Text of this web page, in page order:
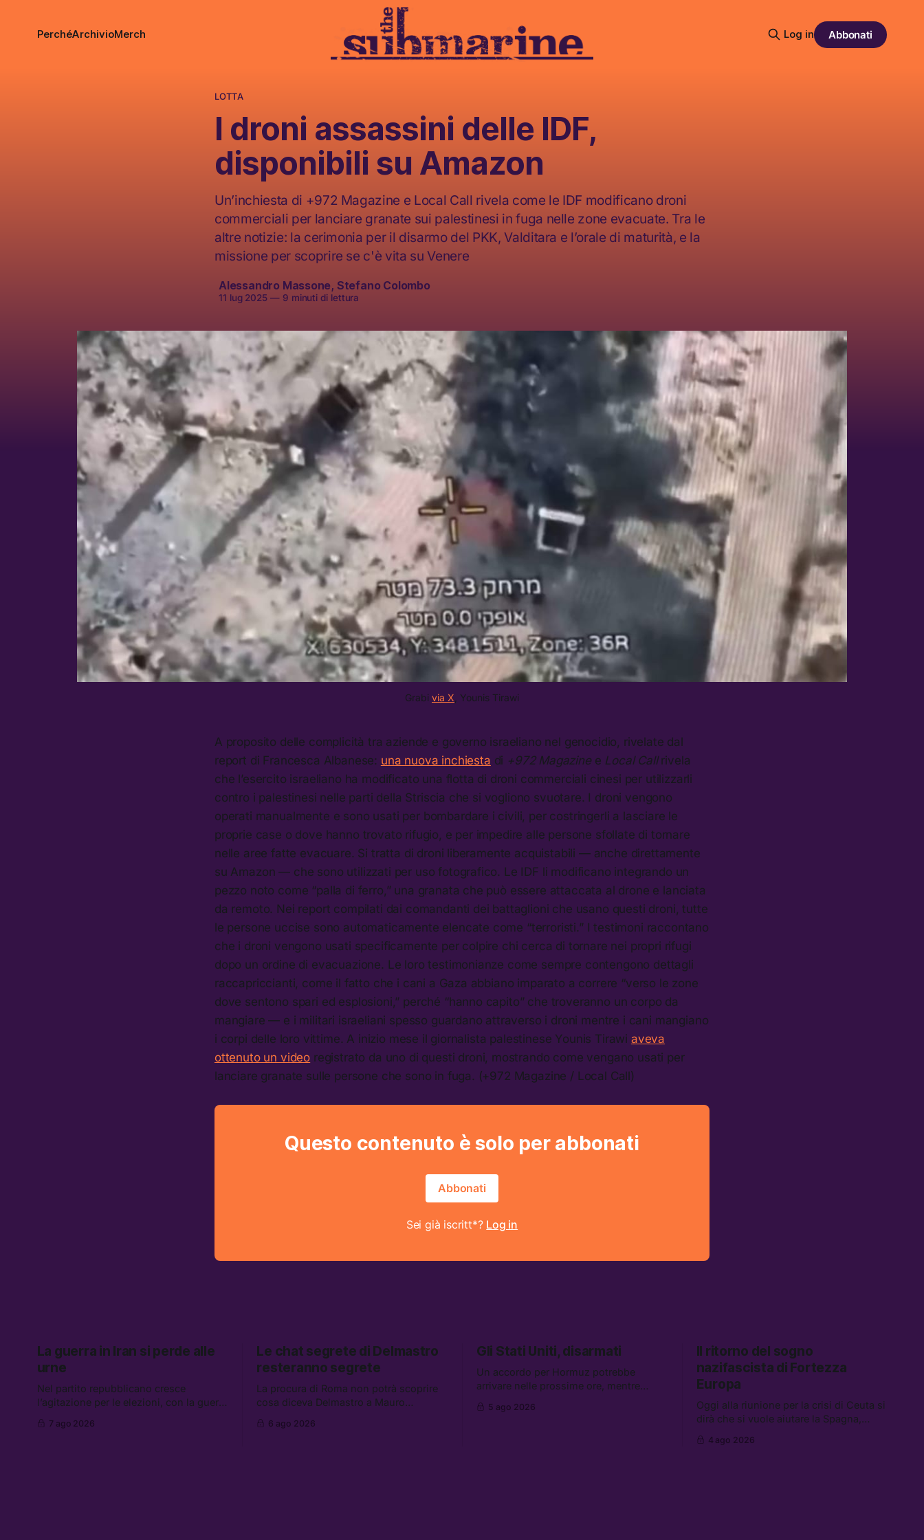
PerchéArchivioMerch Log in Abbonati
LOTTA
I droni assassini delle IDF,
disponibili su Amazon
Un’inchiesta di +972 Magazine e Local Call rivela come le IDF modificano droni
commerciali per lanciare granate sui palestinesi in fuga nelle zone evacuate. Tra le
altre notizie: la cerimonia per il disarmo del PKK, Valditara e l’orale di maturità, e la
missione per scoprire se c'è vita su Venere
Alessandro Massone, Stefano Colombo
11 lug 2025 —9 minuti di lettura
Grabi via X , Younis Tirawi
A proposito delle complicità tra aziende e governo israeliano nel genocidio, rivelate dal
report di Francesca Albanese: una nuova inchiesta di +972 Magazine e Local Callrivela
che l’esercito israeliano ha modificato una flotta di droni commerciali cinesi per utilizzarli
contro i palestinesi nelle parti della Striscia che si vogliono svuotare. I droni vengono
operati manualmente e sono usati per bombardare i civili, per costringerli a lasciare le
proprie case o dove hanno trovato rifugio, e per impedire alle persone sfollate di tornare
nelle aree fatte evacuare. Si tratta di droni liberamente acquistabili — anche direttamente
su Amazon — che sono utilizzati per uso fotografico. Le IDF li modificano integrando un
pezzo noto come “palla di ferro,” una granata che può essere attaccata al drone e lanciata
da remoto. Nei report compilati dai comandanti dei battaglioni che usano questi droni, tutte
le persone uccise sono automaticamente elencate come “terroristi.” I testimoni raccontano
che i droni vengono usati specificamente per colpire chi cerca di tornare nei propri rifugi
dopo un ordine di evacuazione. Le loro testimonianze come sempre contengono dettagli
raccapriccianti, come il fatto che i cani a Gaza abbiano imparato a correre “verso le zone
dove sentono spari ed esplosioni,” perché “hanno capito” che troveranno un corpo da
mangiare — e i militari israeliani spesso guardano attraverso i droni mentre i cani mangiano
i corpi delle loro vittime. A inizio mese il giornalista palestinese Younis Tirawi aveva
ottenuto un video registrato da uno di questi droni, mostrando come vengano usati per
lanciare granate sulle persone che sono in fuga. (+972 Magazine / Local Call)
Questo contenuto è solo per abbonati
Abbonati
Sei già iscritt*? Log in
La guerra in Iran si perde alle
urne
Nel partito repubblicano cresce
l’agitazione per le elezioni, con la guerra
le altre notizie: due alti dirigenti del
7 ago 2026
Le chat segrete di Delmastro
resteranno segrete
La procura di Roma non potrà scoprire
cosa diceva Delmastro a Mauro
clan Senese. Tra le altre notizie: le IDF
6 ago 2026
Gli Stati Uniti, disarmati
Un accordo per Hormuz potrebbe
arrivare nelle prossime ore, mentre
gli Stati Uniti come disarmati. Tra le
5 ago 2026
Il ritorno del sogno
nazifascista di Fortezza
Europa
Oggi alla riunione per la crisi di Ceuta si
dirà che si vuole aiutare la Spagna,
migranti. Tra le altre notizie:
4 ago 2026